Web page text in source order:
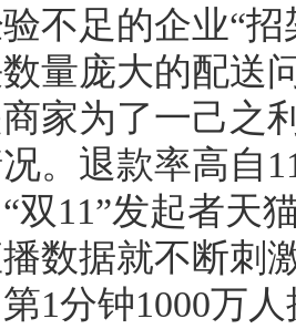
不足的企业“招
量庞大的配送
家为了一己之
。退款率高自
双11”发起者天
数据就不断刺
1分钟1000万